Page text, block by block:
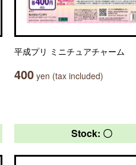
平成プリ ミニチュアチャーム
400 yen (tax included)
Stock: 〇